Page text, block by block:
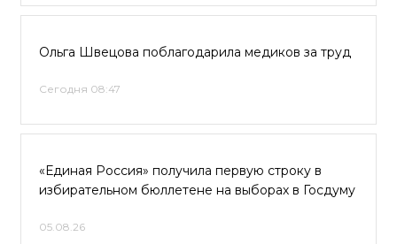
Ольга Швецова поблагодарила медиков за труд
Сегодня 08:47
«Единая Россия» получила первую строку в
избирательном бюллетене на выборах в Госдуму
05.08.26